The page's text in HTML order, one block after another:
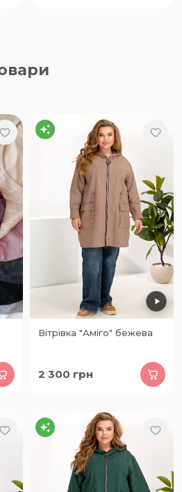
Вітрівка "Аміго" бежева
2 300 грн